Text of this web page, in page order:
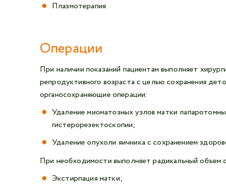
Плазмотерапия.
Операции
При наличии показаний пациентам выполняет
репродуктивного возраста с целью сохранения
органосохраняющие операции:
Удаление миоматозных узлов матки
гистерорезектоскопии;
Удаление опухоли яичника с сохранением
При необходимости выполняет радикальный объем
Экстирпация матки;